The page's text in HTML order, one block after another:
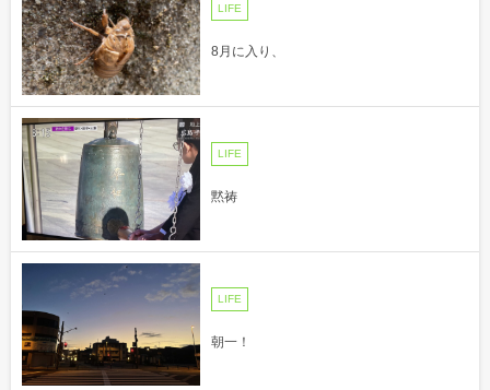
LIFE
8月に入り、
LIFE
黙祷
LIFE
朝一！